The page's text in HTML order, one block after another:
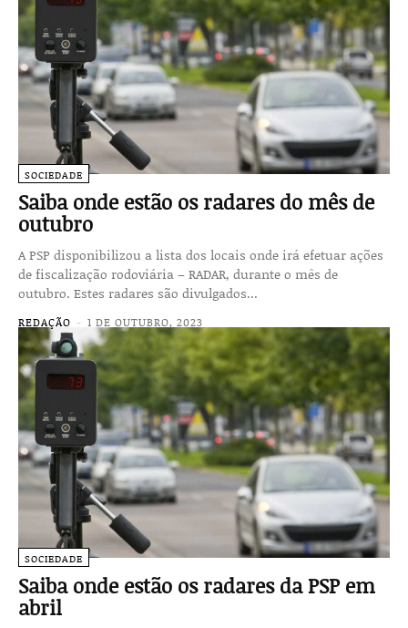
SOCIEDADE
Saiba onde estão os radares do mês de
outubro
A PSP disponibilizou a lista dos locais onde irá efetuar ações
de fiscalização rodoviária – RADAR, durante o mês de
outubro. Estes radares são divulgados...
REDAÇÃO - 1 DE OUTUBRO, 2023
SOCIEDADE
Saiba onde estão os radares da PSP em
abril